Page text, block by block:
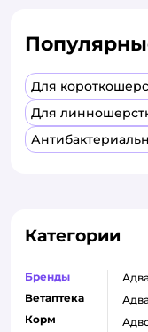
Для
Для
Категории
Бренды
Ветаптека
Корм